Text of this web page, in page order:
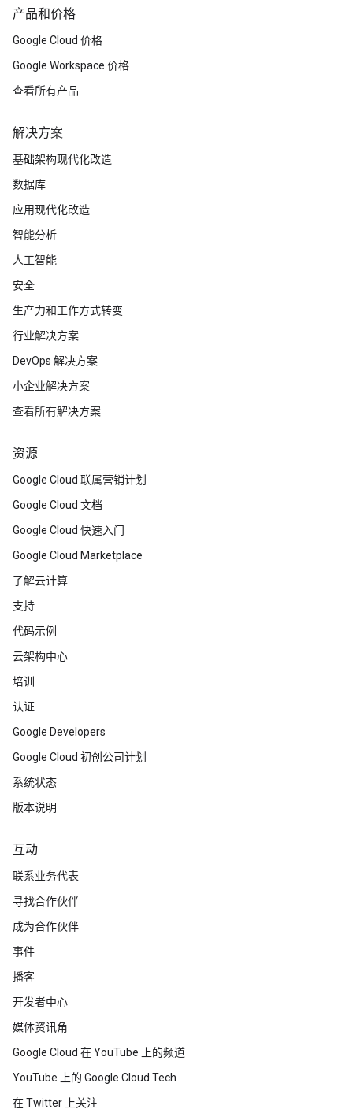
产品和价格
Google Cloud 价格
Google Workspace 价格
查看所有产品
解决方案
基础架构现代化改造
数据库
应用现代化改造
智能分析
人工智能
安全
生产力和工作方式转变
行业解决方案
DevOps 解决方案
小企业解决方案
查看所有解决方案
资源
Google Cloud 联属营销计划
Google Cloud 文档
Google Cloud 快速入门
Google Cloud Marketplace
了解云计算
支持
代码示例
云架构中心
培训
认证
Google Developers
Google Cloud 初创公司计划
系统状态
版本说明
互动
联系业务代表
寻找合作伙伴
成为合作伙伴
事件
播客
开发者中心
媒体资讯角
Google Cloud 在 YouTube 上的频道
YouTube 上的 Google Cloud Tech
在 Twitter 上关注